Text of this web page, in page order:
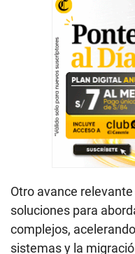
Otro avance
soluciones para
complejos,
sistemas y la